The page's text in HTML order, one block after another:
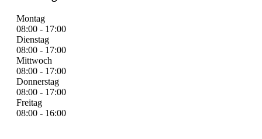
Montag
08:00 - 17:00
Dienstag
08:00 - 17:00
Mittwoch
08:00 - 17:00
Donnerstag
08:00 - 17:00
Freitag
08:00 - 16:00